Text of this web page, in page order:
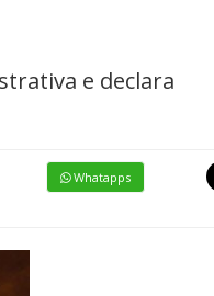
e declara
Whatapps